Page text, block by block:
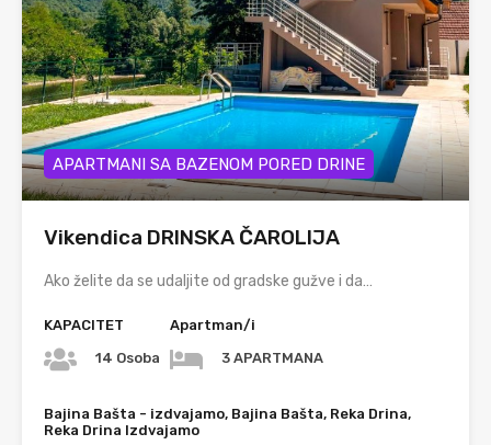
APARTMANI SA BAZENOM PORED DRINE
Vikendica DRINSKA ČAROLIJA
Ako želite da se udaljite od gradske gužve i da…
KAPACITET
14 Osoba
Apartman/i
3 APARTMANA
Bajina Bašta - izdvajamo, Bajina Bašta, Reka Drina,
Reka Drina Izdvajamo